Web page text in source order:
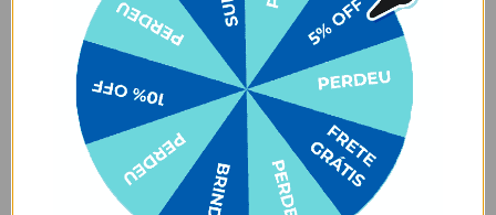
- Amarelamento: 6 meses;
- Demais defeitos de fábrica: 3 meses.
Ei, atenção aí!
Antes de garantir seu acessório, dá uma conferida no modelo do
seu celular! Os modelos 5G geralmente têm telas maiores que as
outras versões, então certifique-se de que o seu escolhido vai
encaixar direitinho. Fique de olho e escolha certinho para tudo
combinar com seu smartphone! 😎📱